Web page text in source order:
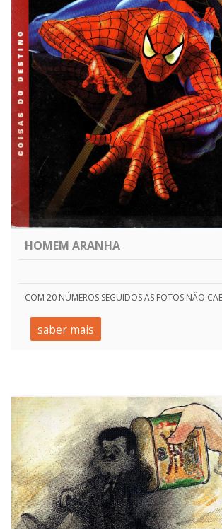
HOMEM ARANHA
COM 20 NÚMEROS SEGUIDOS AS FOTOS NÃO
saber mais